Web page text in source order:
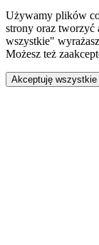
Używamy plików
strony oraz
wszystkie"
Możesz też
Akceptuję wszystkie